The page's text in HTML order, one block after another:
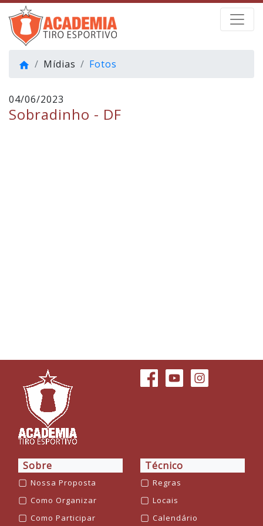
home Mídias Fotos
04/06/2023
Sobradinho - DF
Sobre
▢ Nossa Proposta
▢ Como Organizar
▢ Como Participar
Técnico
▢ Regras
▢ Locais
▢ Calendário